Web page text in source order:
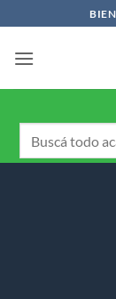
al
contenido